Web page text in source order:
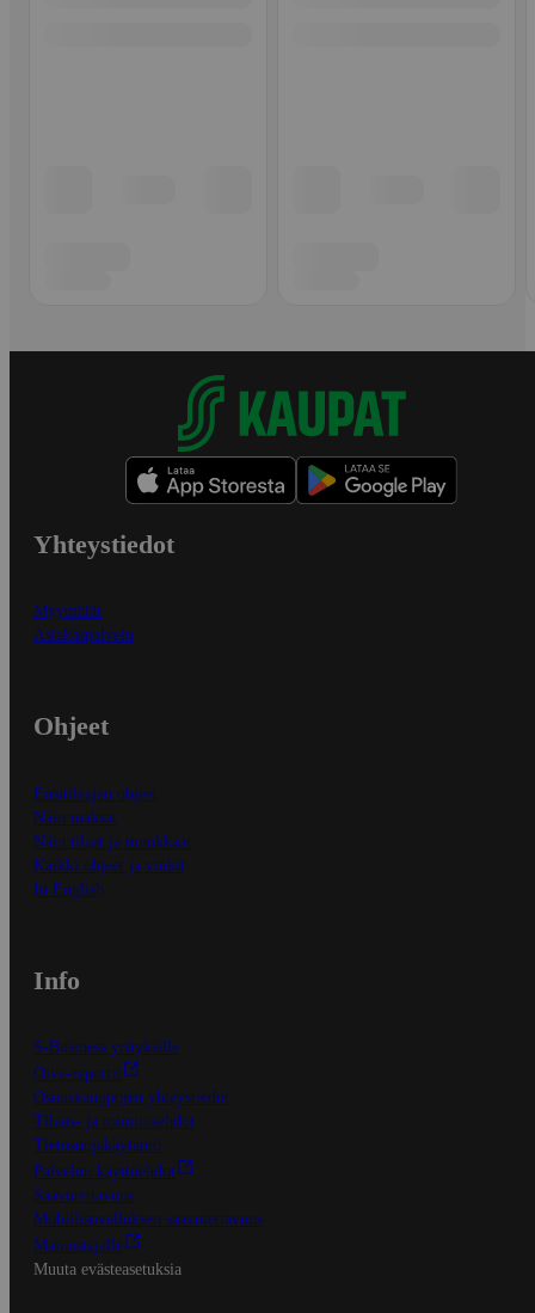
Yhteystiedot
Myymälät
Asiakaspalvelu
Ohjeet
Ensitilaajan ohjeet
Näin maksat
Näin tilaat ja muokkaat
Kaikki ohjeet ja vinkit
In English
Info
S-Business yrityksille
Oiva-raportit
Osuuskauppojen yhteystiedot
Tilaus- ja toimitusehdot
Tietosuojakäytäntö
Palvelun käyttöehdot
Saavutettavuus
Mobiilisovelluksen saavutettavuus
Mainostajalle
Muuta evästeasetuksia